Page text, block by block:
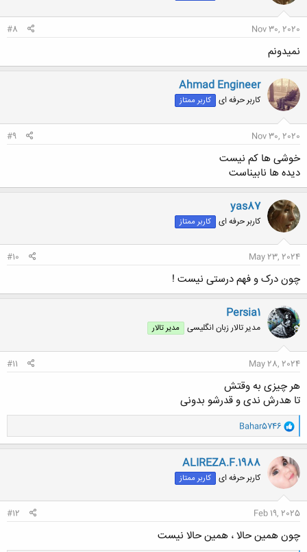
Nov 30, 2020
#8
نمیدونم
Ahmad Engineer
کاربر حرفه ای کاربر ممتاز
Nov 30, 2020
#9
خوشی ها کم نیست
دیده ها نابیناست
yas87
کاربر حرفه ای کاربر ممتاز
May 23, 2024
#10
چون درک و فهم درستی نیست !
Persia1
مدیر تالار زبان انگلیسی مدیر تالار
May 28, 2024
#11
هر چیزی به وقتش
تا هدرش ندی و قدرشو بدونی
و
ا
ک
ن
ش
ه
ا
Bahar5746
ALIREZA.F.1988
کاربر حرفه ای کاربر ممتاز
Feb 19, 2025
#12
چون همین حالا ، همین حالا نیست